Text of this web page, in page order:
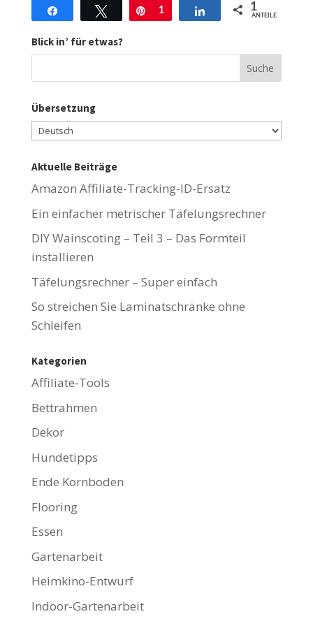
Twittern Stift
1 Teilen 1
ANTEILE
Blick in’ für etwas?
Übersetzung
Aktuelle Beiträge
Amazon Affiliate-Tracking-ID-Ersatz
Ein einfacher metrischer Täfelungsrechner
DIY Wainscoting – Teil 3 – Das Formteil
installieren
Täfelungsrechner – Super einfach
So streichen Sie Laminatschränke ohne
Schleifen
Kategorien
Affiliate-Tools
Bettrahmen
Dekor
Hundetipps
Ende Kornboden
Flooring
Essen
Gartenarbeit
Heimkino-Entwurf
Indoor-Gartenarbeit